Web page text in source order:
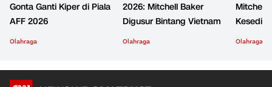
Gonta Ganti Kiper di Piala
AFF 2026
Olahraga
2026: Mitchell Baker
Digusur Bintang Vietnam
Olahraga
Mitchell
Olahraga